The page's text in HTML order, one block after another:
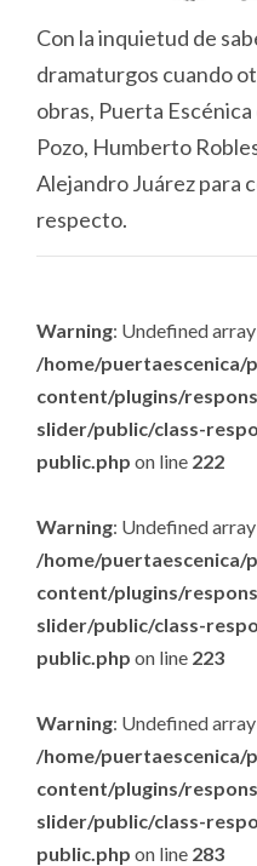
Con la inquietud de
dramaturgos cuando
obras, Puerta
Pozo, Humberto
Alejandro Juárez para
respecto.
Warning: Undefined
/home/puertaescenica/
content/plugins/
slider/public/class-
public.php on line 222
Warning: Undefined
/home/puertaescenica/
content/plugins/
slider/public/class-
public.php on line 223
Warning: Undefined
/home/puertaescenica/
content/plugins/
slider/public/class-
public.php on line 283